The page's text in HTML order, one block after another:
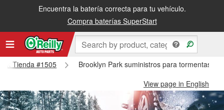
Encuentra la batería correcta para tu vehículo.
Compra baterías SuperStart
Tienda #1505
Brooklyn Park suministros para tormentas
View page in English